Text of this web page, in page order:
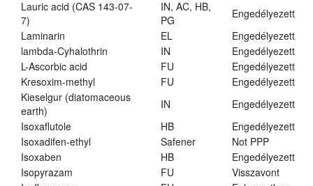
Lauric acid (CAS 143-07-
7)
IN, AC, HB,
PG
Engedélyezett
Laminarin
EL
Engedélyezett
lambda-Cyhalothrin
IN
Engedélyezett
L-Ascorbic acid
FU
Engedélyezett
Kresoxim-methyl
FU
Engedélyezett
Kieselgur (diatomaceous
earth)
IN
Engedélyezett
Isoxaflutole
HB
Engedélyezett
Isoxadifen-ethyl
Safener
Not PPP
Isoxaben
HB
Engedélyezett
Isopyrazam
FU
Visszavont